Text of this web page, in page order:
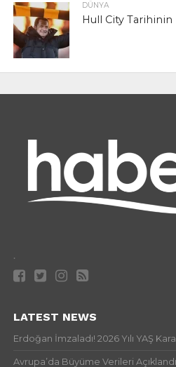
DÜNYA
Hull City Tarihinin
.
LATEST NEWS
Erdoğan İmzaladı! 2026 Yılı YAŞ
Avrupa’da Büyüme Verileri Açıklandı